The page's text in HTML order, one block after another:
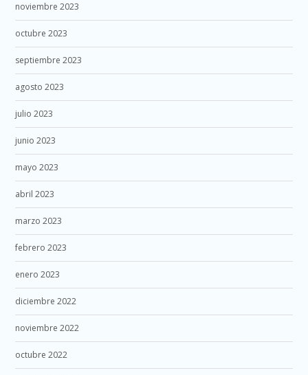
noviembre 2023
octubre 2023
septiembre 2023
agosto 2023
julio 2023
junio 2023
mayo 2023
abril 2023
marzo 2023
febrero 2023
enero 2023
diciembre 2022
noviembre 2022
octubre 2022